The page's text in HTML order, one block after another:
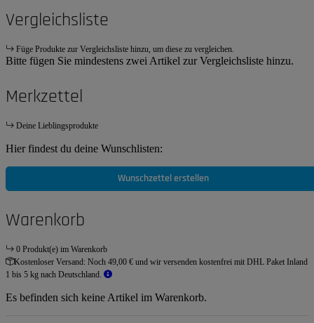
Vergleichsliste
Füge Produkte zur Vergleichsliste hinzu, um diese zu vergleichen.
Bitte fügen Sie mindestens zwei Artikel zur Vergleichsliste hinzu.
Merkzettel
Deine Lieblingsprodukte
Hier findest du deine Wunschlisten:
Wunschzettel erstellen
Warenkorb
0 Produkt(e) im Warenkorb
Kostenloser Versand: Noch 49,00 € und wir versenden kostenfrei mit DHL Paket Inland
1 bis 5 kg nach Deutschland.
Es befinden sich keine Artikel im Warenkorb.